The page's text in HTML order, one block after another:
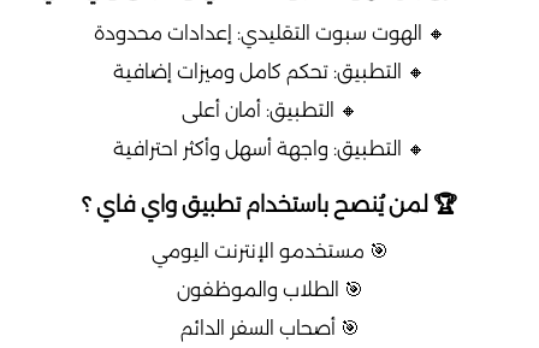
🔸 الهوت سبوت التقليدي: إعدادات محدودة
🔸 التطبيق: تحكم كامل وميزات إضافية
🔸 التطبيق: أمان أعلى
🔸 التطبيق: واجهة أسهل وأكثر احترافية
🏆 لمن يُنصح باستخدام تطبيق واي فاي ؟
🎯 مستخدمو الإنترنت اليومي
🎯 الطلاب والموظفون
🎯 أصحاب السفر الدائم